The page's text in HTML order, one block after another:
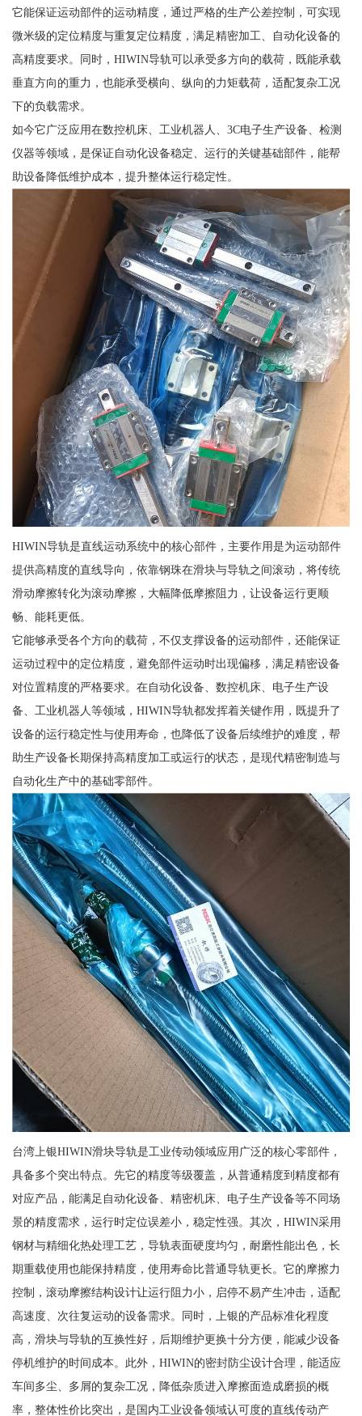
它能保证运动部件的运动精度，通过严格的生产公差控制，可实现
微米级的定位精度与重复定位精度，满足精密加工、自动化设备的
高精度要求。同时，HIWIN导轨可以承受多方向的载荷，既能承载
垂直方向的重力，也能承受横向、纵向的力矩载荷，适配复杂工况
下的负载需求。
如今它广泛应用在数控机床、工业机器人、3C电子生产设备、检测
仪器等领域，是保证自动化设备稳定、运行的关键基础部件，能帮
助设备降低维护成本，提升整体运行稳定性。
HIWIN导轨是直线运动系统中的核心部件，主要作用是为运动部件
提供高精度的直线导向，依靠钢珠在滑块与导轨之间滚动，将传统
滑动摩擦转化为滚动摩擦，大幅降低摩擦阻力，让设备运行更顺
畅、能耗更低。
它能够承受各个方向的载荷，不仅支撑设备的运动部件，还能保证
运动过程中的定位精度，避免部件运动时出现偏移，满足精密设备
对位置精度的严格要求。在自动化设备、数控机床、电子生产设
备、工业机器人等领域，HIWIN导轨都发挥着关键作用，既提升了
设备的运行稳定性与使用寿命，也降低了设备后续维护的难度，帮
助生产设备长期保持高精度加工或运行的状态，是现代精密制造与
自动化生产中的基础零部件。
台湾上银HIWIN滑块导轨是工业传动领域应用广泛的核心零部件，
具备多个突出特点。先它的精度等级覆盖，从普通精度到精度都有
对应产品，能满足自动化设备、精密机床、电子生产设备等不同场
景的精度需求，运行时定位误差小，稳定性强。其次，HIWIN采用
钢材与精细化热处理工艺，导轨表面硬度均匀，耐磨性能出色，长
期重载使用也能保持精度，使用寿命比普通导轨更长。它的摩擦力
控制，滚动摩擦结构设计让运行阻力小，启停不易产生冲击，适配
高速度、次往复运动的设备需求。同时，上银的产品标准化程度
高，滑块与导轨的互换性好，后期维护更换十分方便，能减少设备
停机维护的时间成本。此外，HIWIN的密封防尘设计合理，能适应
车间多尘、多屑的复杂工况，降低杂质进入摩擦面造成磨损的概
率，整体性价比突出，是国内工业设备领域认可度的直线传动产